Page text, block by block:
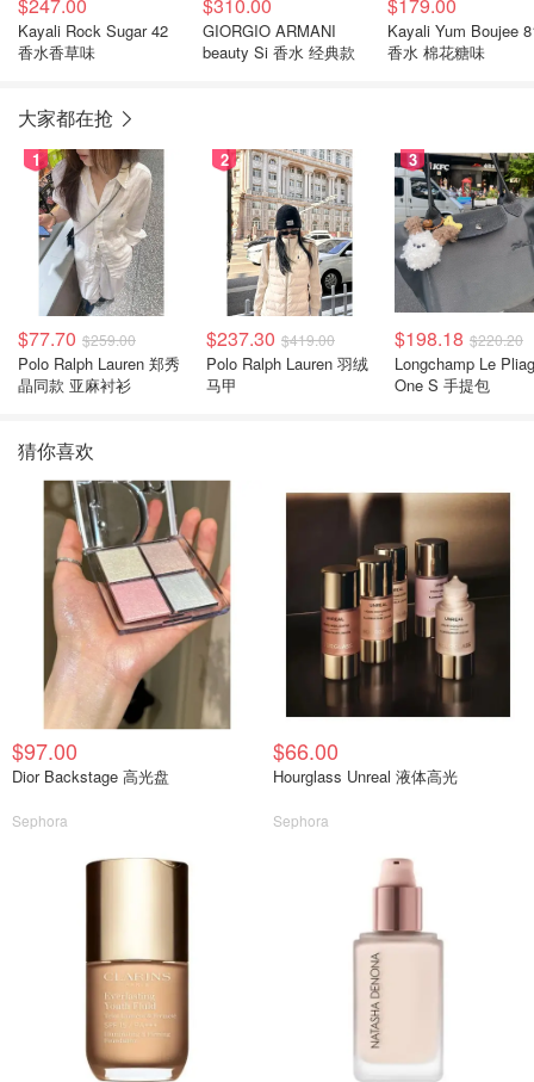
Kayali Rock Sugar 42
香水香草味
GIORGIO ARMANI
beauty Si 香水 经典款
Kayali Yum Boujee
香水 棉花糖味
大家都在抢
1
$77.70 $259.00
Polo Ralph Lauren 郑秀
晶同款 亚麻衬衫
2
$237.30 $419.00
Polo Ralph Lauren 羽绒
马甲
3
$198.18 $220.20
Longchamp Le
One S 手提包
猜你喜欢
$97.00
Dior Backstage 高光盘
Sephora
$66.00
Hourglass Unreal 液体高光
Sephora